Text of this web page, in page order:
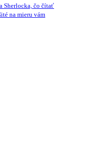
Sherlocka, čo čítať
na mieru vám